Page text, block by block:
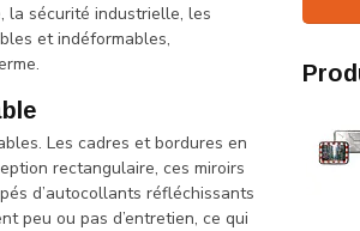
la sécurité industrielle, les
et indéformables,
Les cadres et bordures en
rectangulaire, ces miroirs
d’autocollants réfléchissants
peu ou pas d’entretien, ce qui